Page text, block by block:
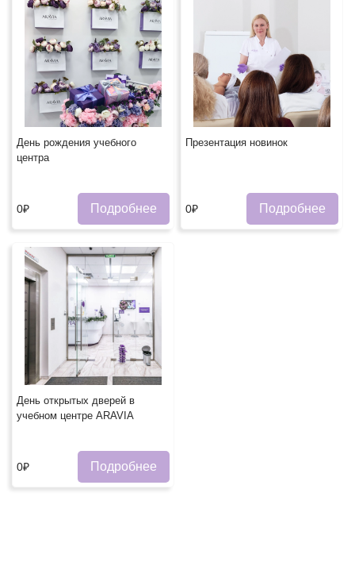
День рождения учебного
центра
0₽ Подробнее
Презентация новинок
0₽ Подробнее
День открытых дверей в
учебном центре ARAVIA
0₽ Подробнее